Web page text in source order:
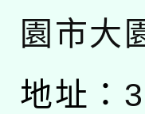
園市大
地址：